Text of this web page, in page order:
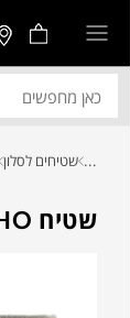
... שטיחים לסלון
שטיח KISHO